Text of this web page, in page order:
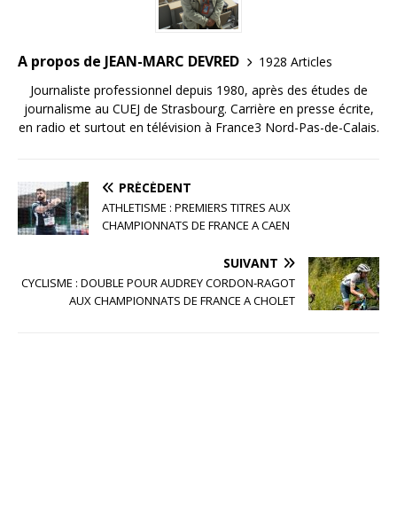
A propos de JEAN-MARC DEVRED
1928 Articles
Journaliste professionnel depuis 1980, après des études de
journalisme au CUEJ de Strasbourg. Carrière en presse écrite,
en radio et surtout en télévision à France3 Nord-Pas-de-Calais.
PRÉCÉDENT
ATHLETISME : PREMIERS TITRES AUX
CHAMPIONNATS DE FRANCE A CAEN
SUIVANT
CYCLISME : DOUBLE POUR AUDREY CORDON-RAGOT
AUX CHAMPIONNATS DE FRANCE A CHOLET